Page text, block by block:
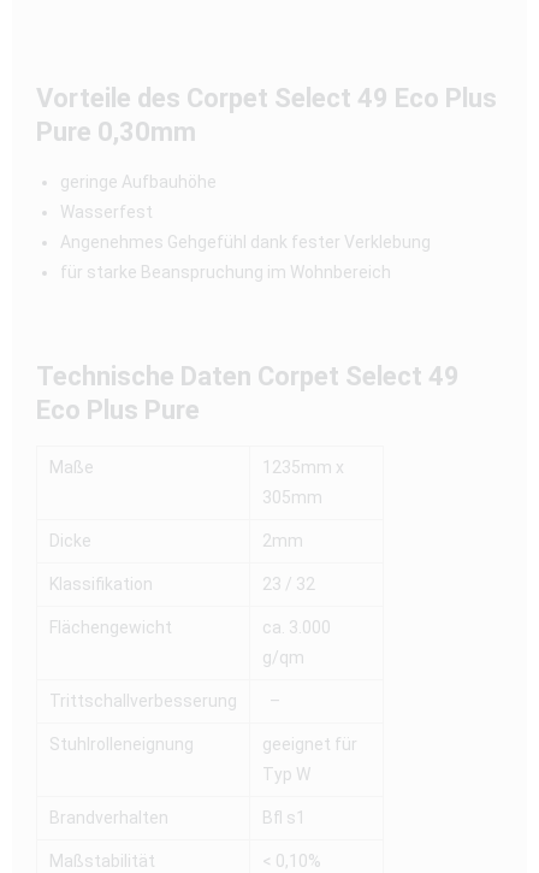
Vorteile des Corpet Select 49 Eco Plus
Pure 0,30mm
geringe Aufbauhöhe
Wasserfest
Angenehmes Gehgefühl dank fester Verklebung
für starke Beanspruchung im Wohnbereich
Technische Daten Corpet Select 49
Eco Plus Pure
Maße
1235mm x
305mm
Dicke 2mm
Klassifikation 23 / 32
Flächengewicht
ca. 3.000
g/qm
Trittschallverbesserung –
Stuhlrolleneignung
geeignet für
Typ W
Brandverhalten Bfl s1
Maßstabilität < 0,10%